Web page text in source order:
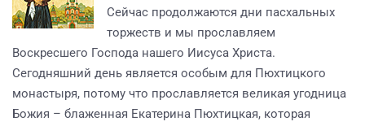
Сейчас продолжаются дни пасхальных
торжеств и мы прославляем
Воскресшего Господа нашего Иисуса Христа.
Сегодняшний день является особым для Пюхтицкого
монастыря, потому что прославляется великая угодница
Божия – блаженная Екатерина Пюхтицкая, которая